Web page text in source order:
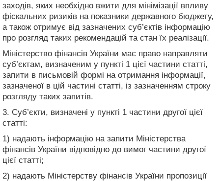
заходів, яких необхідно вжити для мінімізації впливу
фіскальних ризиків на показники державного бюджету,
а також отримує від зазначених суб’єктів інформацію
про розгляд таких рекомендацій та стан їх реалізації.
Міністерство фінансів України має право направляти
суб’єктам, визначеним у пункті 1 цієї частини статті,
запити в письмовій формі на отримання інформації,
зазначеної в цій частині статті, із зазначенням строку
розгляду таких запитів.
3. Суб’єкти, визначені у пункті 1 частини другої цієї
статті:
1) надають інформацію на запити Міністерства
фінансів України відповідно до вимог частини другої
цієї статті;
2) надають Міністерству фінансів України пропозиції